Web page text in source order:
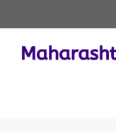
to
content